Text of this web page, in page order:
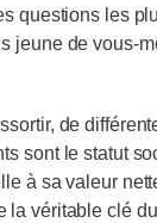
questions les
jeune de
de
sont le statut
à sa valeur
la véritable clé